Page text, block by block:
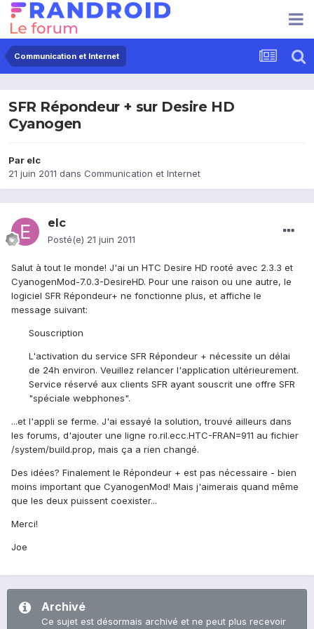
Communication et Internet
SFR Répondeur + sur Desire HD
Cyanogen
Par elc
21 juin 2011 dans Communication et Internet
elc
Posté(e) 21 juin 2011
Salut à tout le monde! J'ai un HTC Desire HD rooté avec 2.3.3 et
CyanogenMod-7.0.3-DesireHD. Pour une raison ou une autre, le
logiciel SFR Répondeur+ ne fonctionne plus, et affiche le
message suivant:
Souscription
L'activation du service SFR Répondeur + nécessite un délai
de 24h environ. Veuillez relancer l'application ultérieurement.
Service réservé aux clients SFR ayant souscrit une offre SFR
"spéciale webphones".
...et l'appli se ferme. J'ai essayé la solution, trouvé ailleurs dans
les forums, d'ajouter une ligne ro.ril.ecc.HTC-FRAN=911 au fichier
/system/build.prop, mais ça a rien changé.
Des idées? Finalement le Répondeur + est pas nécessaire - bien
moins important que CyanogenMod! Mais j'aimerais quand même
que les deux puissent coexister...
Merci!
Joe
Archivé
Ce sujet est désormais archivé et ne peut plus recevoir